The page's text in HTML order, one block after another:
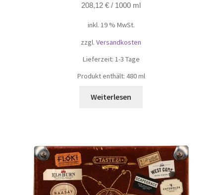
208,12 € / 1000 ml
inkl. 19 % MwSt.
zzgl. Versandkosten
Lieferzeit: 1-3 Tage
Produkt enthält: 480ml
Weiterlesen